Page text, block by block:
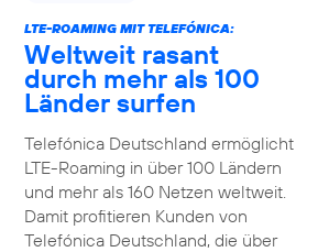
LTE-ROAMING MIT TELEFÓNICA:
Weltweit rasant
durch mehr als 100
Länder surfen
Telefónica Deutschland ermöglicht
LTE-Roaming in über 100 Ländern
und mehr als 160 Netzen weltweit.
Damit profitieren Kunden von
Telefónica Deutschland, die über